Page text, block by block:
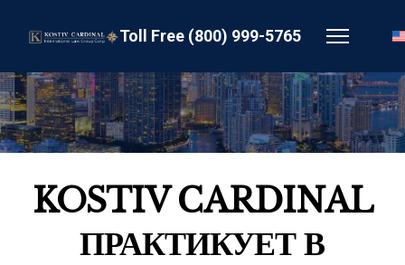
Toll Free (800) 999-5765
KOSTIV CARDINAL
ПРАКТИКУЕТ В